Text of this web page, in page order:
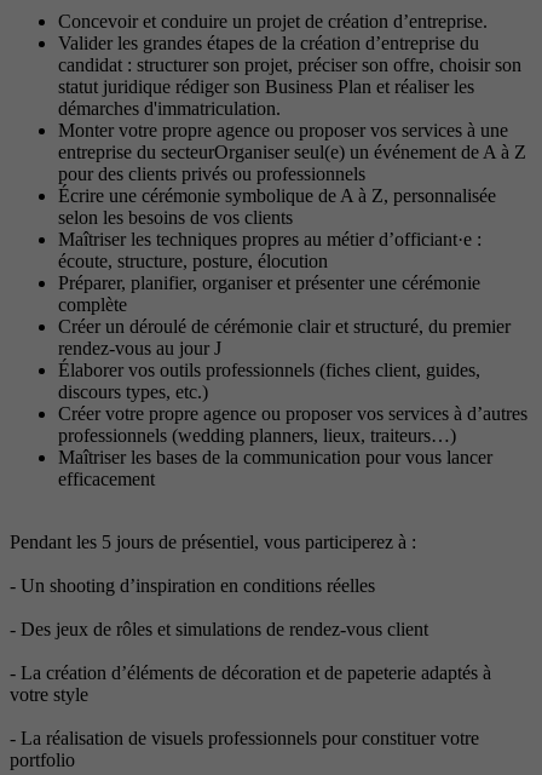
Concevoir et conduire un projet de création d’entreprise.
Valider les grandes étapes de la création d’entreprise du
candidat : structurer son projet, préciser son offre, choisir son
statut juridique rédiger son Business Plan et réaliser les
démarches d'immatriculation.
Monter votre propre agence ou proposer vos services à une
entreprise du secteurOrganiser seul(e) un événement de A à Z
pour des clients privés ou professionnels
Écrire une cérémonie symbolique de A à Z, personnalisée
selon les besoins de vos clients
Maîtriser les techniques propres au métier d’officiant·e :
écoute, structure, posture, élocution
Préparer, planifier, organiser et présenter une cérémonie
complète
Créer un déroulé de cérémonie clair et structuré, du premier
rendez-vous au jour J
Élaborer vos outils professionnels (fiches client, guides,
discours types, etc.)
Créer votre propre agence ou proposer vos services à d’autres
professionnels (wedding planners, lieux, traiteurs…)
Maîtriser les bases de la communication pour vous lancer
efficacement
Pendant les 5 jours de présentiel, vous participerez à :
- Un shooting d’inspiration en conditions réelles
- Des jeux de rôles et simulations de rendez-vous client
- La création d’éléments de décoration et de papeterie adaptés à
votre style
- La réalisation de visuels professionnels pour constituer votre
portfolio